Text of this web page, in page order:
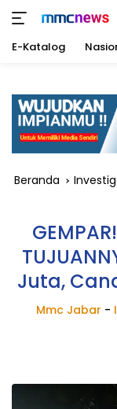
konten
E-Katalog
Beranda
Juta,
Mmc Jabar -